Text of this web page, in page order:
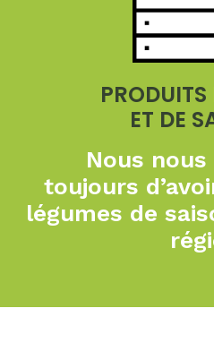
ET DE
Nous
toujours
légumes de